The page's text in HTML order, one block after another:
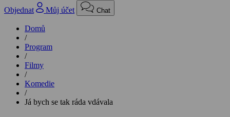
Objednat
Můj účet Chat
Domů
/
Program
/
Filmy
/
Komedie
/
Já bych se tak ráda vdávala